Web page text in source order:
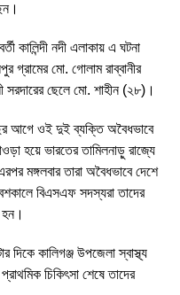
কালিন্দী নদী এলাকায় এ ঘটনা
গ্রামের মো. গোলাম রাব্বানীর
ছেলে মো. শাহীন (২৮)।
আগে ওই দুই ব্যক্তি অবৈধভাবে
হয়ে ভারতের তামিলনাড়ু রাজ্যে
মঙ্গলবার তারা অবৈধভাবে দেশে
বিএসএফ সদস্যরা তাদের
দিকে কালিগঞ্জ উপজেলা স্বাস্থ্য
চিকিৎসা শেষে তাদের